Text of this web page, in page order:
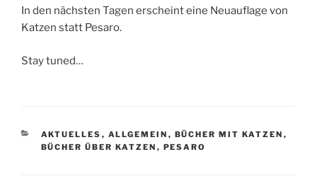
In den nächsten Tagen erscheint eine Neuauflage von
Katzen statt Pesaro.
Stay tuned…
KATEGORIEN
AKTUELLES , ALLGEMEIN , BÜCHER MIT KATZEN ,
BÜCHER ÜBER KATZEN , PESARO